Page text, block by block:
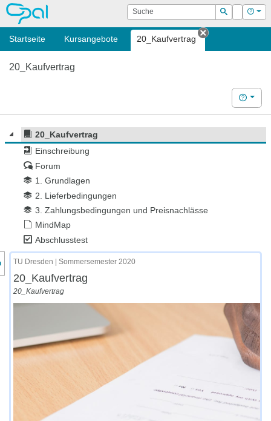
OPAL Suche
Suchen
Login Hilfe
Startseite Kursangebote 20_Kaufvertrag
Tab schließen
20_Kaufvertrag
Hilfe
20_Kaufvertrag
Einschreibung
Forum
1. Grundlagen
2. Lieferbedingungen
3. Zahlungsbedingungen und Preisnachlässe
MindMap
Abschlusstest
des Kursmenüs
TU Dresden | Sommersemester 2020
20_Kaufvertrag
20_Kaufvertrag